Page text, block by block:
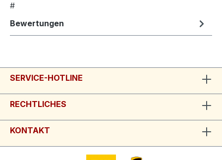
#
Bewertungen
SERVICE-HOTLINE
RECHTLICHES
KONTAKT